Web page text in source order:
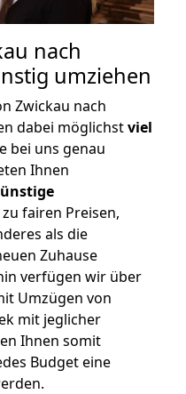
nach
umziehen
Zwickau nach
dabei möglichstviel
bei uns genau
Ihnen
zu fairen Preisen,
als die
Zuhause
verfügen wir über
Umzügen von
mit jeglicher
Ihnen somit
Budget eine